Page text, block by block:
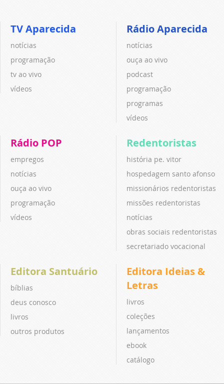
TV Aparecida
notícias
programação
tv ao vivo
vídeos
Rádio Aparecida
notícias
ouça ao vivo
podcast
programação
programas
vídeos
Rádio POP
empregos
notícias
ouça ao vivo
programação
vídeos
Redentoristas
história pe. vitor
hospedagem santo afonso
missionários redentoristas
missões redentoristas
notícias
obras sociais redentoristas
secretariado vocacional
Editora Santuário
bíblias
deus conosco
livros
outros produtos
Editora Ideias &
Letras
livros
coleções
lançamentos
ebook
catálogo